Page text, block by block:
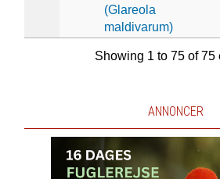
(Glareola
maldivarum)
Showing 1 to 75 of 75
ANNONCER